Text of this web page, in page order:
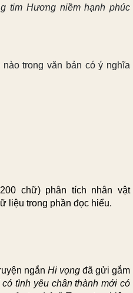
tim Hương niềm hạnh phúc
nào trong văn bản có ý nghĩa
chữ) phân tích nhân vật
liệu trong phần đọc hiểu.
ngắn Hi vọngđã gửi gắm
có tình yêu chân thành mới có